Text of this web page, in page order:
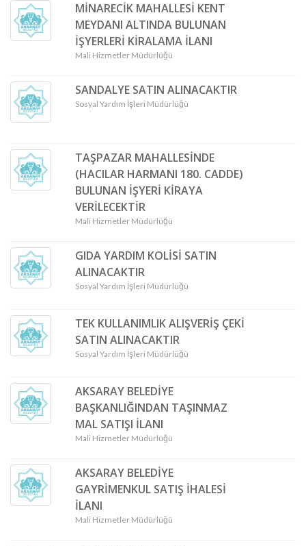
MİNARECİK MAHALLESİ KENT
MEYDANI ALTINDA BULUNAN
İŞYERLERİ KİRALAMA İLANI
Mali Hizmetler Müdürlüğü
SANDALYE SATIN ALINACAKTIR
Sosyal Yardım İşleri Müdürlüğü
TAŞPAZAR MAHALLESİNDE
(HACILAR HARMANI 180. CADDE)
BULUNAN İŞYERİ KİRAYA
VERİLECEKTİR
Mali Hizmetler Müdürlüğü
GIDA YARDIM KOLİSİ SATIN
ALINACAKTIR
Sosyal Yardım İşleri Müdürlüğü
TEK KULLANIMLIK ALIŞVERİŞ ÇEKİ
SATIN ALINACAKTIR
Sosyal Yardım İşleri Müdürlüğü
AKSARAY BELEDİYE
BAŞKANLIĞINDAN TAŞINMAZ
MAL SATIŞI İLANI
Mali Hizmetler Müdürlüğü
AKSARAY BELEDİYE
GAYRİMENKUL SATIŞ İHALESİ
İLANI
Mali Hizmetler Müdürlüğü